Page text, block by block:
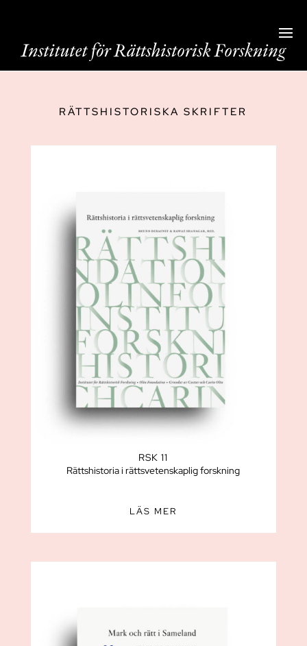
RÄTTSHISTORISKA SKRIFTER
RSK 11
Rättshistoria i rättsvetenskaplig forskning
LÄS MER